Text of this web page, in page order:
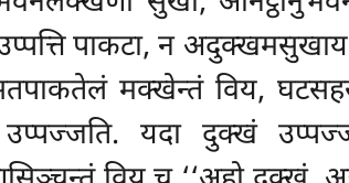
पाकटा,न
मक्खेन्तं विय,
उप्पज्जति. यदा दुक्खं